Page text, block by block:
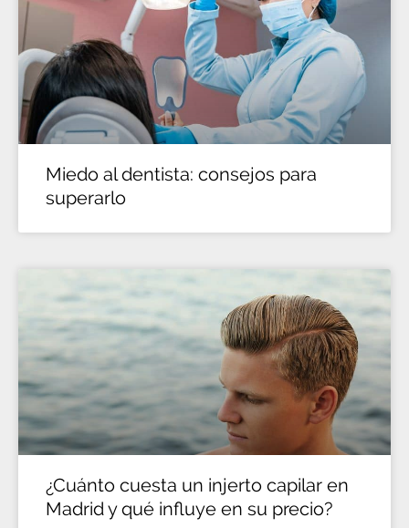
Miedo al dentista: consejos para
superarlo
¿Cuánto cuesta un injerto capilar en
Madrid y qué influye en su precio?